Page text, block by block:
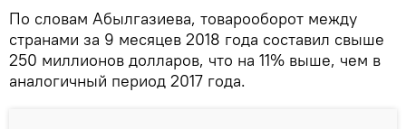
По словам Абылгазиева, товарооборот между
странами за 9 месяцев 2018 года составил свыше
250 миллионов долларов, что на 11% выше, чем в
аналогичный период 2017 года.